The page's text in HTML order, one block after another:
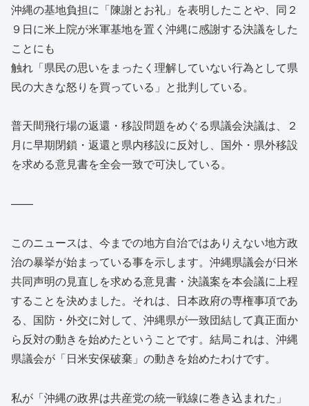
沖縄の基地負担に「陳謝とお礼」を表明したことや、同２
９日に米上院が米軍基地を置く沖縄に感謝する決議をした
ことにも
触れ「県民の思いをまったく理解していない行為として県
民の大きな怒りを買っている」と批判している。
普天間飛行場の返還・移設問題をめぐる県議会決議は、２
月に早期閉鎖・返還と県内移設に反対し、国外・県外移設
を求める意見書を全会一致で可決している。
——
このニュースは、今までの地方自治ではありえない地方政
治の暴挙が始まっている事を示します。沖縄県議会が日米
共同声明の見直しを求める意見書・決議案を本会議に上程
することを決めました。それは、日本政府の専権事項であ
る、国防・外交に対して、沖縄県が一致団結して真正面か
ら反対の動きを始めたということです。結局これは、沖縄
県議会が「日米安保破棄」の動きを始めたわけです。
私が「沖縄の政界は共産党の統一戦線に巻き込まれた」